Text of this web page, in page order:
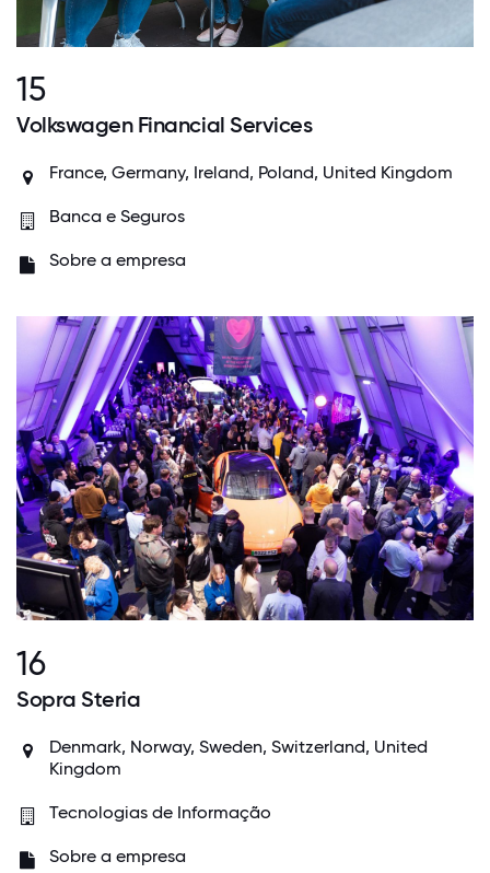
15
Volkswagen Financial Services
France, Germany, Ireland, Poland, United Kingdom
Banca e Seguros
Sobre a empresa
16
Sopra Steria
Denmark, Norway, Sweden, Switzerland, United
Kingdom
Tecnologias de Informação
Sobre a empresa